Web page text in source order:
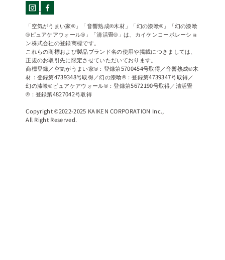
「空気がうまい家®」「音響熟成®木材」「幻の漆喰®」「幻の漆喰
®ピュアケアウォール®」「清活畳®」は、カイケンコーポレーショ
ン株式会社の登録商標です。
これらの商標および製品ブランド名の使用や掲載につきましては、
正規のお取引先に限定させていただいております。
商標登録／空気がうまい家®：登録第5700454号取得／音響熟成®木
材：登録第4739348号取得／幻の漆喰®：登録第4739347号取得／
幻の漆喰®ピュアケアウォール®：登録第5672190号取得／清活畳
®：登録第4827042号取得
Copyright ©2022-2025 KAIKEN CORPORATION Inc.,
All Right Reserved.